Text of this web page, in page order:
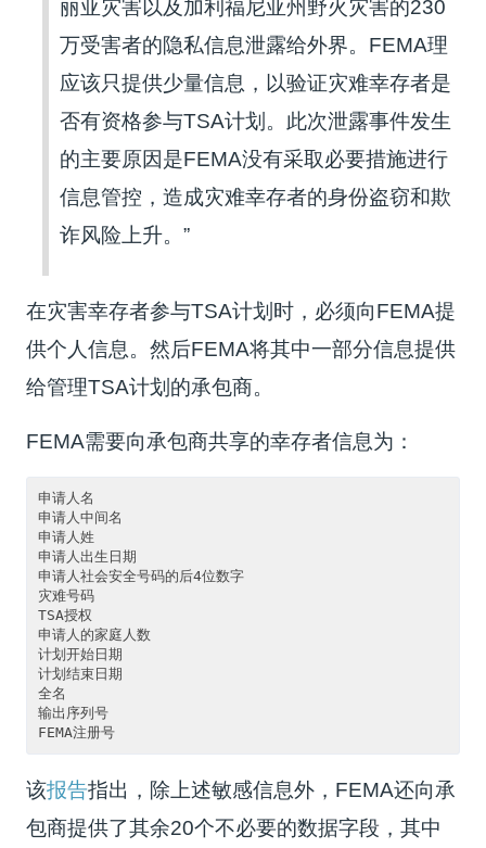
丽亚灾害以及加利福尼亚州野火灾害的230
万受害者的隐私信息泄露给外界。FEMA理
应该只提供少量信息，以验证灾难幸存者是
否有资格参与TSA计划。此次泄露事件发生
的主要原因是FEMA没有采取必要措施进行
信息管控，造成灾难幸存者的身份盗窃和欺
诈风险上升。”
在灾害幸存者参与TSA计划时，必须向FEMA提
供个人信息。然后FEMA将其中一部分信息提供
给管理TSA计划的承包商。
FEMA需要向承包商共享的幸存者信息为：
申请人名
申请人中间名
申请人姓
申请人出生日期
申请人社会安全号码的后4位数字
灾难号码
TSA授权
申请人的家庭人数
计划开始日期
计划结束日期
全名
输出序列号
该报告指出，除上述敏感信息外，FEMA还向承
包商提供了其余20个不必要的数据字段，其中